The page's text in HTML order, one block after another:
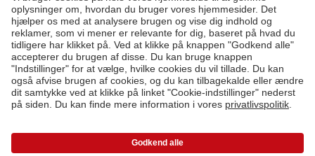
Om os
Fotoprodukter
Andre produkter
Kontakt kundeservice:7879 7801- Man-fre: 09:00-20:00 | Søn: 14:00-
20:00 (undtagen helligdage)